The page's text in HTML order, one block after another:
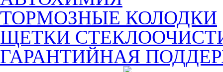
ТОРМОЗНЫЕ КОЛОДКИ
ЩЕТКИ
ГАРАНТИЙНАЯ